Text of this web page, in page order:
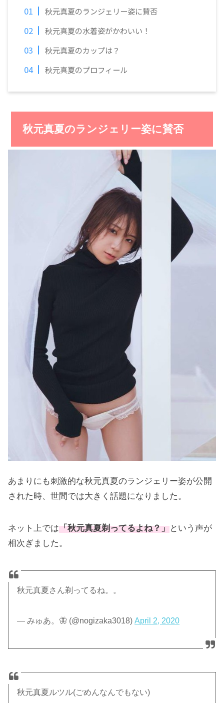
秋元真夏のランジェリー姿に賛否
秋元真夏の水着姿がかわいい！
秋元真夏のカップは？
秋元真夏のプロフィール
秋元真夏のランジェリー姿に賛否
あまりにも刺激的な秋元真夏のランジェリー姿が公開
された時、世間では大きく話題になりました。
ネット上では「秋元真夏剃ってるよね？」という声が
相次ぎました。
秋元真夏さん剃ってるね。。
— みゅあ。🦋 (@nogizaka3018)April 2, 2020
秋元真夏ルツル(ごめんなんでもない)